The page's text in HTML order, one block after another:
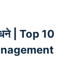
| Top 10